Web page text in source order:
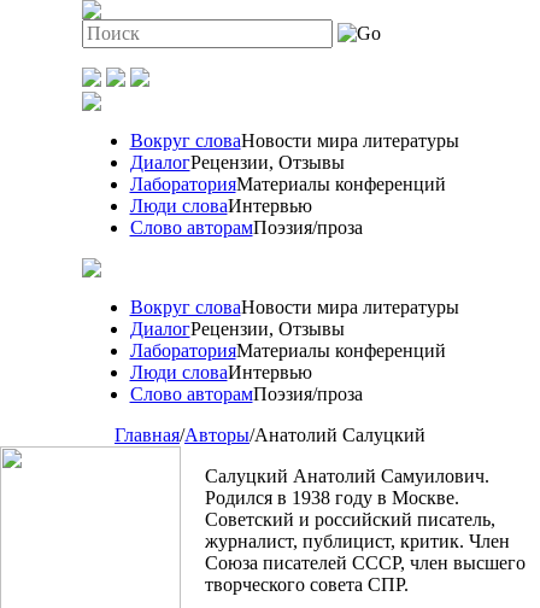
Вокруг словаНовости мира литературы
ДиалогРецензии, Отзывы
ЛабораторияМатериалы конференций
Люди словаИнтервью
Слово авторамПоэзия/проза
Вокруг словаНовости мира литературы
ДиалогРецензии, Отзывы
ЛабораторияМатериалы конференций
Люди словаИнтервью
Слово авторамПоэзия/проза
Главная/Авторы/Анатолий Салуцкий
Салуцкий Анатолий Самуилович.
Родился в 1938 году в Москве.
Советский и российский писатель,
журналист, публицист, критик. Член
Союза писателей СССР, член высшего
творческого совета СПР.